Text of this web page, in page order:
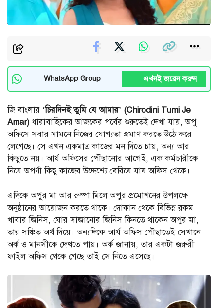
WhatsApp Group এখনই জয়েন করুন
জি বাংলার ‘চিরদিনই তুমি যে আমার’ (Chirodini Tumi Je
Amar) ধারাবাহিকের আজকের পর্বের শুরুতেই দেখা যায়, অপু
অফিসে সবার সামনে নিজের যোগ্যতা প্রমাণ করতে উঠে করে
লেগেছে। সে এখন একমাত্র কাজের মন দিতে চায়, অন্য আর
কিছুতে নয়। আর্য অফিসের পৌঁছানোর আগেই, এক কর্মচারীকে
নিয়ে অপর্ণা কিছু কাজের উদ্দেশ্যে বেরিয়ে যায় অফিস থেকে।
এদিকে অপুর মা আর রুম্পা মিলে অপুর প্রমোশনের উপলক্ষে
অনুষ্ঠানের আয়োজন করতে থাকে। দোকান থেকে বিভিন্ন রকম
খাবার জিনিস, ঘোর সাজানোর জিনিস কিনতে থাকেন অপুর মা,
তার সঞ্চিত অর্থ দিয়ে। অন্যদিকে আর্য অফিস পৌছাতেই সেখানে
অর্ক ও মানসীকে দেখতে পায়। অর্ক জানায়, তার একটা জরুরী
ফাইল অফিস থেকে গেছে তাই সে নিতে এসেছে।